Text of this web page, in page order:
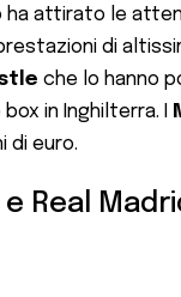
ha attirato le
di
che lo hanno
in Inghilterra. I
di euro.
Real